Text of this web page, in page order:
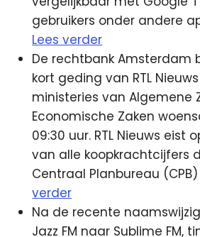
gebruikers onder andere
Lees verder
De rechtbank Amsterdam
kort geding van RTL
ministeries van Algemene
Economische Zaken
09:30 uur. RTL Nieuws eist
van alle koopkrachtcijfers
Centraal Planbureau
verder
Na de recente
Jazz FM naar Sublime FM,